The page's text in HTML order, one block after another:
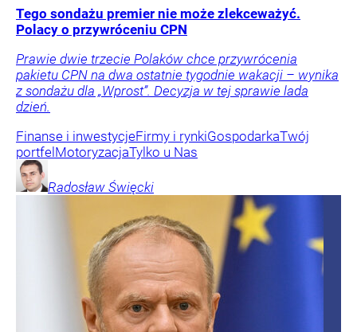
Tego sondażu premier nie może zlekceważyć.
Polacy o przywróceniu CPN
Prawie dwie trzecie Polaków chce przywrócenia
pakietu CPN na dwa ostatnie tygodnie wakacji – wynika
z sondażu dla „Wprost”. Decyzja w tej sprawie lada
dzień.
Finanse i inwestycjeFirmy i rynkiGospodarkaTwój
portfelMotoryzacjaTylko u Nas
Radosław Święcki